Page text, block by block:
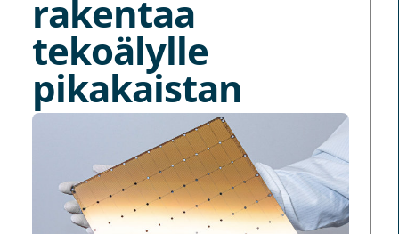
rakentaa
tekoälylle
pikakaistan